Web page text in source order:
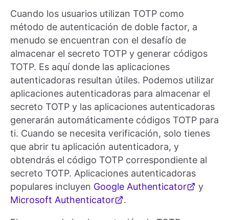
Cuando los usuarios utilizan TOTP como
método de autenticación de doble factor, a
menudo se encuentran con el desafío de
almacenar el secreto TOTP y generar códigos
TOTP. Es aquí donde las aplicaciones
autenticadoras resultan útiles. Podemos utilizar
aplicaciones autenticadoras para almacenar el
secreto TOTP y las aplicaciones autenticadoras
generarán automáticamente códigos TOTP para
ti. Cuando se necesita verificación, solo tienes
que abrir tu aplicación autenticadora, y
obtendrás el código TOTP correspondiente al
secreto TOTP. Aplicaciones autenticadoras
populares incluyen Google Authenticator
y
Microsoft Authenticator
.